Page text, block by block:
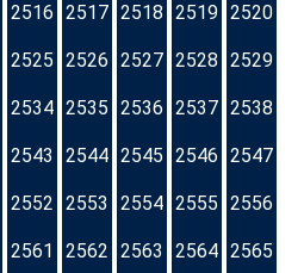
2516 2517 2518 2519 2520
2525 2526 2527 2528 2529
2534 2535 2536 2537 2538
2543 2544 2545 2546 2547
2552 2553 2554 2555 2556
2561 2562 2563 2564 2565